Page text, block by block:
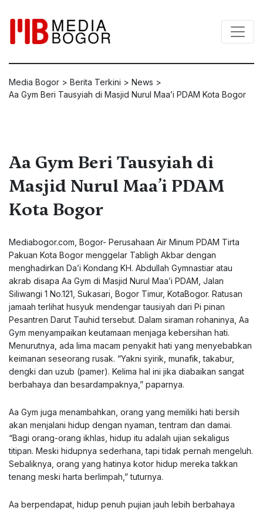
Media Bogor > Berita Terkini > News >
Aa Gym Beri Tausyiah di Masjid Nurul Maa’i PDAM Kota Bogor
Aa Gym Beri Tausyiah di
Masjid Nurul Maa’i PDAM
Kota Bogor
Mediabogor.com, Bogor- Perusahaan Air Minum PDAM Tirta
Pakuan Kota Bogor menggelar Tabligh Akbar dengan
menghadirkan Da’i Kondang KH. Abdullah Gymnastiar atau
akrab disapa Aa Gym di Masjid Nurul Maa’i PDAM, Jalan
Siliwangi 1 No.121, Sukasari, Bogor Timur, KotaBogor. Ratusan
jamaah terlihat husyuk mendengar tausiyah dari Pi pinan
Pesantren Darut Tauhid tersebut. Dalam siraman rohaninya, Aa
Gym menyampaikan keutamaan menjaga kebersihan hati.
Menurutnya, ada lima macam penyakit hati yang menyebabkan
keimanan seseorang rusak. “Yakni syirik, munafik, takabur,
dengki dan uzub (pamer). Kelima hal ini jika diabaikan sangat
berbahaya dan besardampaknya,” paparnya.
Aa Gym juga menambahkan, orang yang memiliki hati bersih
akan menjalani hidup dengan nyaman, tentram dan damai.
“Bagi orang-orang ikhlas, hidup itu adalah ujian sekaligus
titipan. Meski hidupnya sederhana, tapi tidak pernah mengeluh.
Sebaliknya, orang yang hatinya kotor hidup mereka takkan
tenang meski harta berlimpah,” tuturnya.
Aa berpendapat, hidup penuh pujian jauh lebih berbahaya